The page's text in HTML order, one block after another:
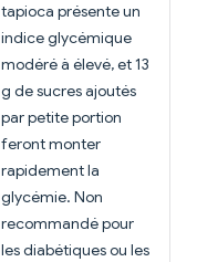
tapioca présente un
indice glycémique
modéré à élevé, et 13
g de sucres ajoutés
par petite portion
feront monter
rapidement la
glycémie. Non
recommandé pour
les diabétiques ou les